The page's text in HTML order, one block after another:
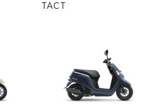
TACT